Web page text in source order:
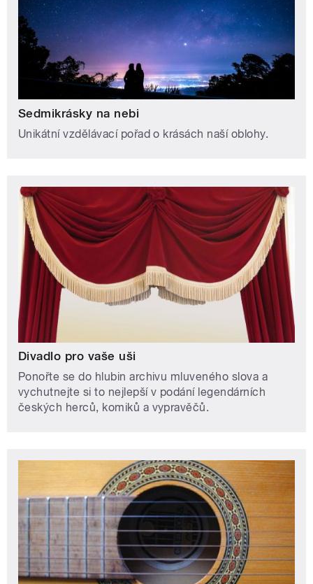
Sedmikrásky na nebi
Unikátní vzdělávací pořad o krásách naší oblohy.
Divadlo pro vaše uši
Ponořte se do hlubin archivu mluveného slova a
vychutnejte si to nejlepší v podání legendárních
českých herců, komiků a vypravěčů.